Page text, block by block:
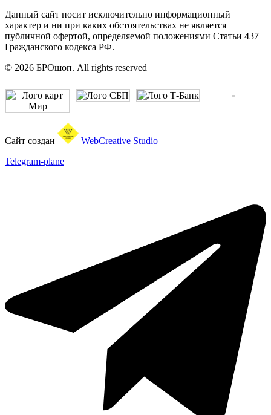
Данный сайт носит исключительно информационный
характер и ни при каких обстоятельствах не является
публичной офертой, определяемой положениями Статьи 437
Гражданского кодекса РФ.
© 2026 БРОшоп. All rights reserved
Сайт создан
WebCreative Studio
Telegram-plane